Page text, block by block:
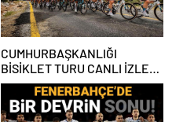
CUMHURBAŞKANLIĞI
BİSİKLET TURU CANLI İZLE:
Cumhurbaşkanlığı Bisiklet
Yarışı Hangi Kanalda? İşte
İzmir Bisiklet Yarışı Bilgileri…